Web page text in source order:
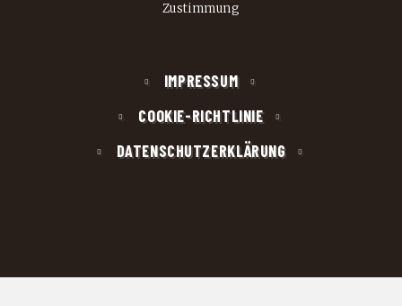
Zustimmung
IMPRESSUM
COOKIE-RICHTLINIE
DATENSCHUTZERKLÄRUNG